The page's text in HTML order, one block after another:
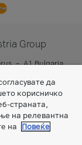
Group
A1 Bulgaria
да
корисничко
страната,
на релевантна
на
Повеќе